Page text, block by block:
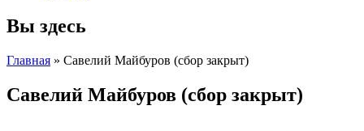
Вы здесь
Главная » Савелий Майбуров (сбор закрыт)
Савелий Майбуров (сбор закрыт)